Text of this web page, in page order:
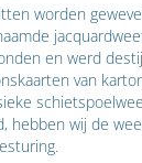
worden
en werd
van
hebben wij de